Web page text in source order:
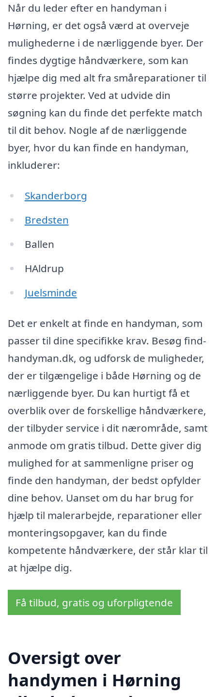
Når du leder efter en handyman i
Hørning, er det også værd at overveje
mulighederne i de nærliggende byer. Der
findes dygtige håndværkere, som kan
hjælpe dig med alt fra småreparationer til
større projekter. Ved at udvide din
søgning kan du finde det perfekte match
til dit behov. Nogle af de nærliggende
byer, hvor du kan finde en handyman,
inkluderer:
Skanderborg
Bredsten
Ballen
HAldrup
Juelsminde
Det er enkelt at finde en handyman, som
passer til dine specifikke krav. Besøg find-
handyman.dk, og udforsk de muligheder,
der er tilgængelige i både Hørning og de
nærliggende byer. Du kan hurtigt få et
overblik over de forskellige håndværkere,
der tilbyder service i dit nærområde, samt
anmode om gratis tilbud. Dette giver dig
mulighed for at sammenligne priser og
finde den handyman, der bedst opfylder
dine behov. Uanset om du har brug for
hjælp til malerarbejde, reparationer eller
monteringsopgaver, kan du finde
kompetente håndværkere, der står klar til
at hjælpe dig.
Få tilbud, gratis og uforpligtende
Oversigt over
handymen i Hørning